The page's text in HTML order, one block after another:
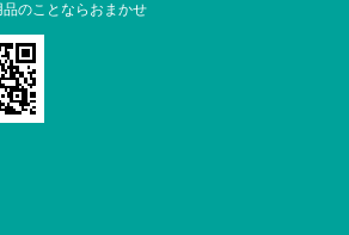
のことならおまかせ